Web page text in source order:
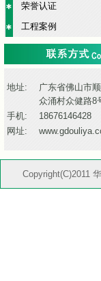
荣誉认证
工程案例
地址:
广东省佛山市
众涌村众健路8
手机:
18676146428
网址:
Copyright(C)2011